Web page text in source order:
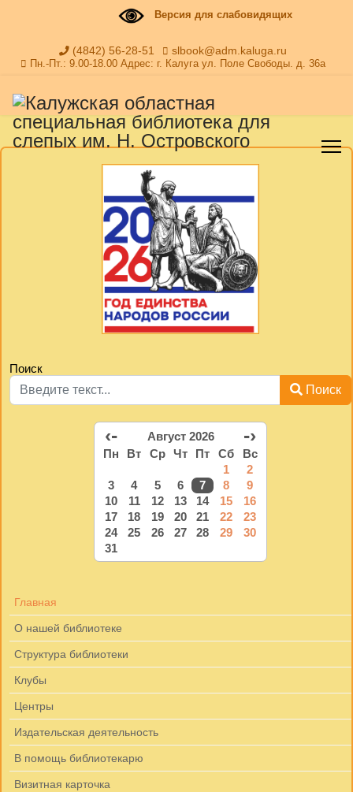
Версия для слабовидящих
(4842) 56-28-51 slbook@adm.kaluga.ru
Пн.-Пт.: 9.00-18.00 Адрес: г. Калуга ул. Поле Свободы. д. 36а
Поиск
Поиск
‹- Август 2026 -›
Пн Вт Ср Чт Пт Сб
Вс
1
2
3
4 5 6 7 8
9
10
11 12 13 14 15
16
17
18 19 20 21 22
23
24
25 26 27 28 29
30
31
Главная
О нашей библиотеке
Структура библиотеки
Клубы
Центры
Издательская деятельность
В помощь библиотекарю
Визитная карточка